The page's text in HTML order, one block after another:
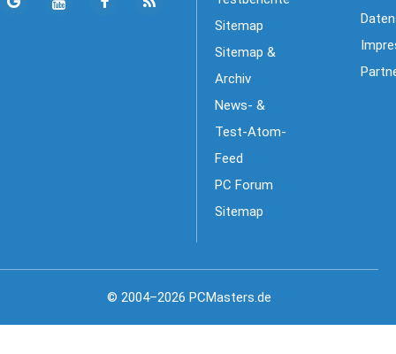
Sitemap
Sitemap &
Archiv
News- &
Test-Atom-
Feed
PC Forum
Sitemap
© 2004–2026 PCMasters.de